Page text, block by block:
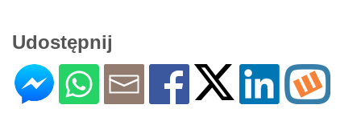
Udostępnij